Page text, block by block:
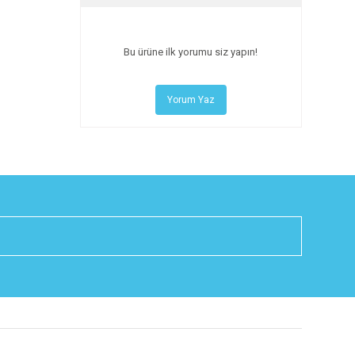
Bu ürüne ilk yorumu siz yapın!
Yorum Yaz